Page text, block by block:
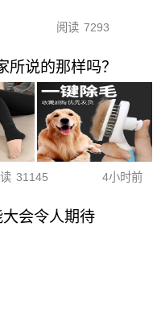
阅读 7293
说的那样吗？
31145 4小时前
会令人期待